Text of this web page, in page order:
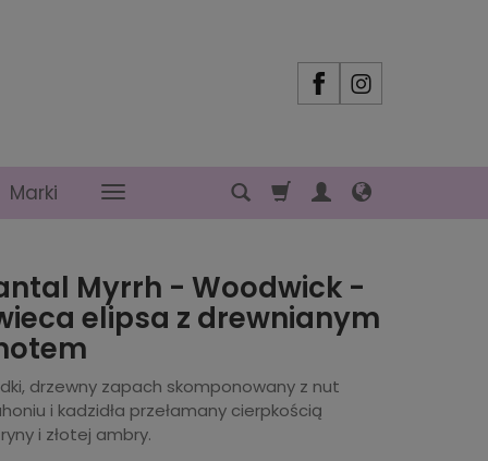
Marki
Myrrh - Woodwick -
elipsa z drewnianym
drzewny zapach skomponowany z nut
i kadzidła przełamany cierpkością
i złotej ambry.